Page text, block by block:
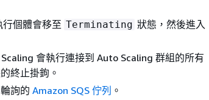
行個體會移至 Terminating 狀態，然後進入
Scaling 會執行連接到 Auto Scaling 群組的所有
終止掛鉤。
詢的 Amazon SQS 佇列 。